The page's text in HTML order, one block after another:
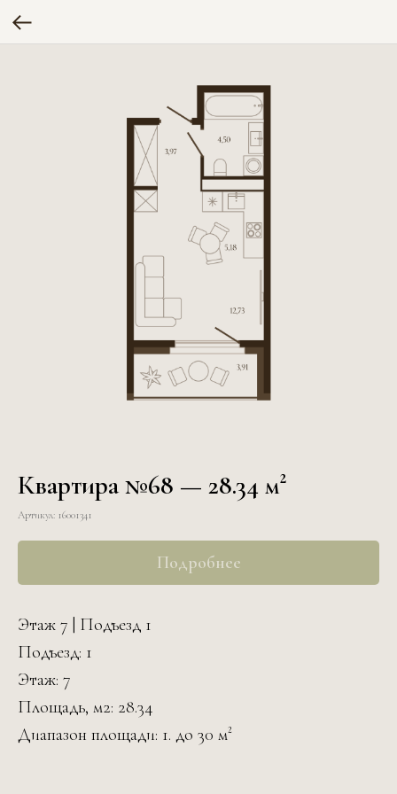
Квартира №68 — 28.34 м²
Артикул: 16001341
Подробнее
Этаж 7 | Подъезд 1
Подъезд: 1
Этаж: 7
Площадь, м2: 28.34
Диапазон площади: 1. до 30 м²